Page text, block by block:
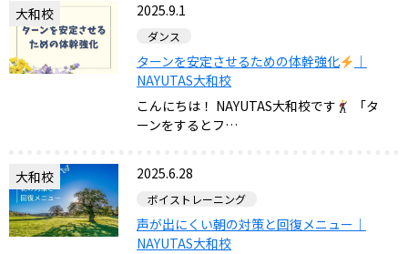
大和校 2025.9.1
ダンス
ターンを安定させるための体幹強化
｜
NAYUTAS大和校
こんにちは！ NAYUTAS大和校です
「タ
ーンをするとフ…
大和校 2025.6.28
ボイストレーニング
声が出にくい朝の対策と回復メニュー｜
NAYUTAS大和校